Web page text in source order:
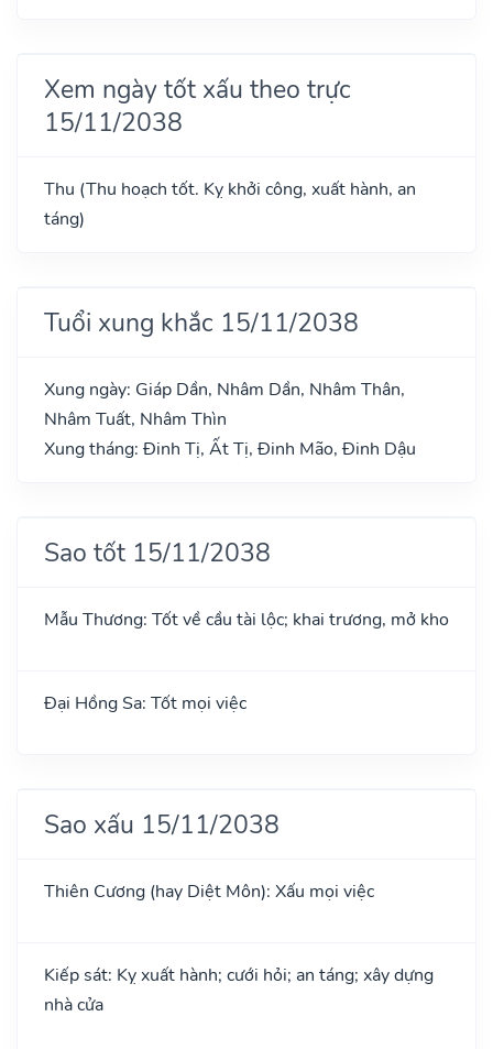
Xem ngày tốt xấu theo trực
15/11/2038
Thu (Thu hoạch tốt. Kỵ khởi công, xuất hành, an
táng)
Tuổi xung khắc 15/11/2038
Xung ngày: Giáp Dần, Nhâm Dần, Nhâm Thân,
Nhâm Tuất, Nhâm Thìn
Xung tháng: Đinh Tị, Ất Tị, Đinh Mão, Đinh Dậu
Sao tốt 15/11/2038
Mẫu Thương: Tốt về cầu tài lộc; khai trương, mở kho
Đại Hồng Sa: Tốt mọi việc
Sao xấu 15/11/2038
Thiên Cương (hay Diệt Môn): Xấu mọi việc
Kiếp sát: Kỵ xuất hành; cưới hỏi; an táng; xây dựng
nhà cửa